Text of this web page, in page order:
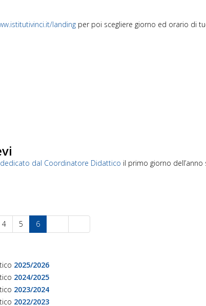
landing per poi scegliere giorno ed orario di
dal Coordinatore Didattico il primo giorno
4 5 6
2025/2026
2024/2025
2023/2024
2022/2023